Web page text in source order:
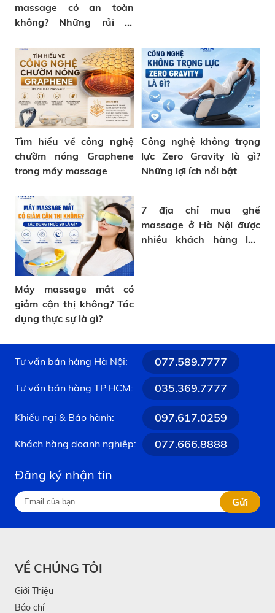
massage có an toàn
không? Những rủi ro
Tìm hiểu về công nghệ
chườm nóng Graphene
trong máy massage
Công nghệ không trọng
lực Zero Gravity là gì?
Những lợi ích nổi bật
Máy massage mắt có
giảm cận thị không? Tác
dụng thực sự là gì?
7 địa chỉ mua ghế
massage ở Hà Nội được
nhiều khách hàng lựa
Tư vấn bán hàng Hà Nội: 077.589.7777
Tư vấn bán hàng TP.HCM: 035.369.7777
Khiếu nại & Bảo hành: 097.617.0259
Khách hàng doanh nghiệp: 077.666.8888
Đăng ký nhận tin
Gửi
VỀ CHÚNG TÔI
Giới Thiệu
Báo chí